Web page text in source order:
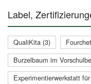
Label,
QualiKita (3)
Burzelbaum im
Experimentierwerkstatt